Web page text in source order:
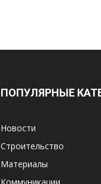
ПОПУЛЯРНЫЕ
Новости
Строительство
Материалы